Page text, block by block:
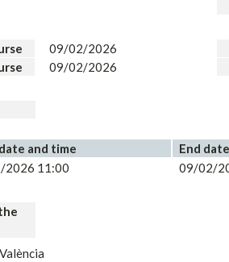
09/02/2026
09/02/2026
and time End
2026 11:00 09/02/